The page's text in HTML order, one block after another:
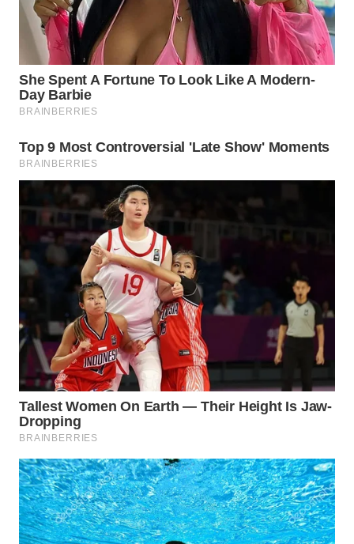
SULUT
WN
MALUKU
WN
WN
DAIRI
WN
DANAU
TOBA
WN
NIAS
WN
LANGKAT
WN
TAPANULI
WN
TANJUNG
LESUNG